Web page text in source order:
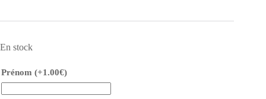
En stock
Prénom (+1.00€)